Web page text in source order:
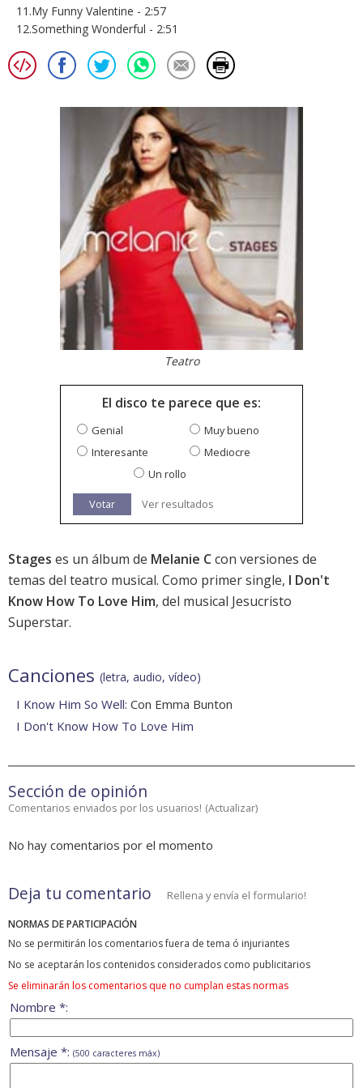
11.My Funny Valentine - 2:57
12.Something Wonderful - 2:51
Teatro
El disco te parece que es:
Genial
Muy bueno
Interesante
Mediocre
Un rollo
Votar Ver resultados
Stages es un álbum de Melanie Ccon versiones de
temas del teatro musical. Como primer single, I Don't
Know How To Love Him, del musical Jesucristo
Superstar.
Canciones (letra, audio, vídeo)
I Know Him So Well: Con Emma Bunton
I Don't Know How To Love Him
Sección de opinión
Comentarios enviados por los usuarios! (Actualizar)
No hay comentarios por el momento
Deja tu comentario Rellena y envía el formulario!
NORMAS DE PARTICIPACIÓN
No se permitirán los comentarios fuera de tema ó injuriantes
No se aceptarán los contenidos considerados como publicitarios
Se eliminarán los comentarios que no cumplan estas normas
Nombre *:
Mensaje *: (500 caracteres máx)